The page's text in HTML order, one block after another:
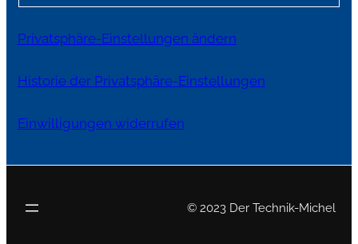
Privatsphäre-Einstellungen ändern
Historie der Privatsphäre-Einstellungen
Einwilligungen widerrufen
© 2023 Der Technik-Michel